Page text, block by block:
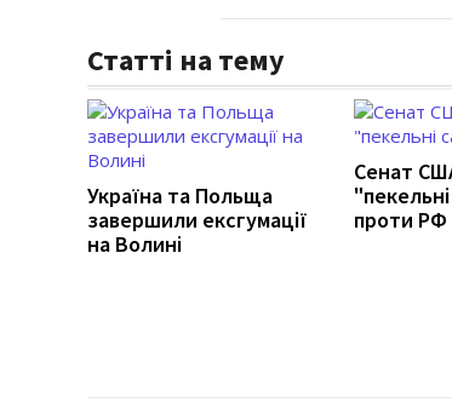
Статті на тему
Україна та Польща
завершили ексгумації
на Волині
Сенат
проти РФ